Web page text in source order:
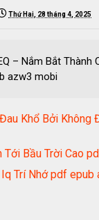
Thứ Hai, 28 tháng 4, 2025
– Nắm Bắt Thành
azw3 mobi
Khổ Bởi Không
Tới Bầu Trời Cao
Iq Trí Nhớ pdf